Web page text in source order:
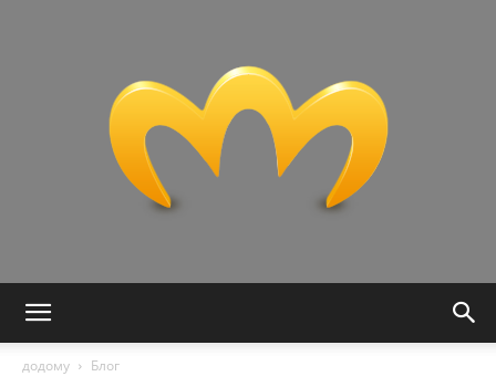
додому Блог